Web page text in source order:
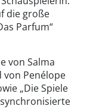
die große
Parfum“
von Salma
von Penélope
„Die Spiele
synchronisierte